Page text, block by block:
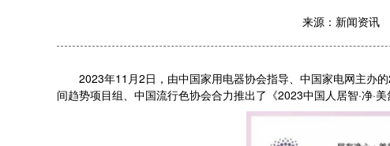
来源： 新闻资讯
2023年11月2日，由中国家用电器协会指导、中国家电网主办的
间趋势项目组、中国流行色协会合力推出了《2023中国人居智·净·